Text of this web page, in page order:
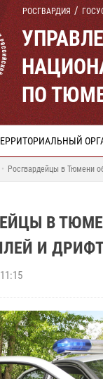
РОСГВАРДИЯ
ПО
Росгвардейцы в Тюмени
В
И